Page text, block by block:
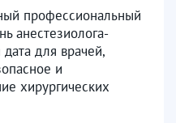
профессиональный
анестезиолога-
для врачей,
и
хирургических